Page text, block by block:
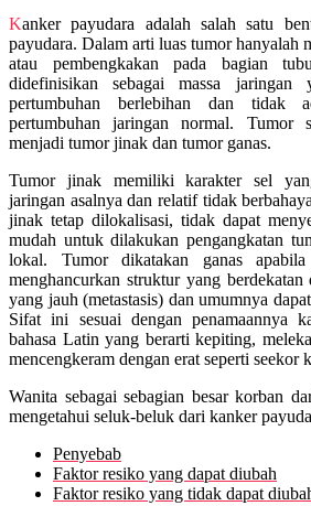
Kanker payudara adalah salah satu bentuk tumor yang ada di
payudara. Dalam arti luas tumor hanyalah
atau pembengkakan pada bagian
didefinisikan sebagai massa jaringan
pertumbuhan berlebihan dan tidak
pertumbuhan jaringan normal. Tumor
menjadi tumor jinak dan tumor ganas.
Tumor jinak memiliki karakter sel
jaringan asalnya dan relatif tidak
jinak tetap dilokalisasi, tidak dapat
mudah untuk dilakukan pengangkatan
lokal. Tumor dikatakan ganas
menghancurkan struktur yang
yang jauh (metastasis) dan umumnya
Sifat ini sesuai dengan penamaannya
bahasa Latin yang berarti kepiting,
mencengkeram dengan erat seperti seekor
Wanita sebagai sebagian besar korban
mengetahui seluk-beluk dari kanker
Penyebab
Faktor resiko yang dapat diubah
Faktor resiko yang tidak dapat